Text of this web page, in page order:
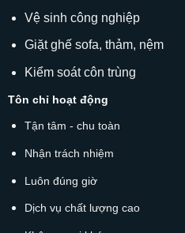
Vệ sinh công nghiệp
Giặt ghế sofa, thảm, nệm
Kiểm soát côn trùng
Tôn chỉ hoạt động
Tận tâm - chu toàn
Nhận trách nhiệm
Luôn đúng giờ
Dịch vụ chất lượng cao